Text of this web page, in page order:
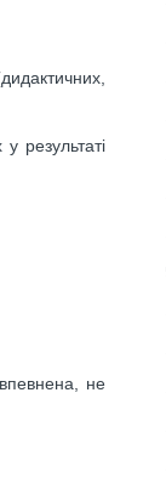
результаті
не